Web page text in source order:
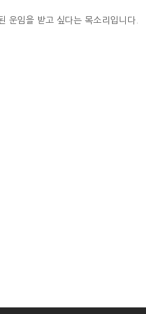
운임을 받고 싶다는 목소리입니다.